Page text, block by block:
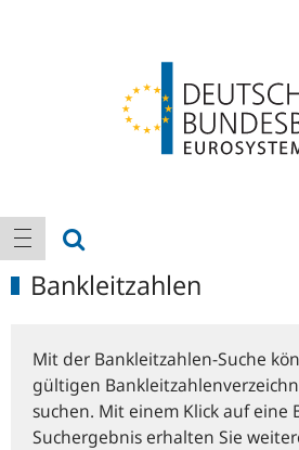
Hauptnavigation
Navigation anzeigen
Bankleitzahlen
Mit der Bankleitzahlen-Suche
gültigen
suchen. Mit einem Klick auf eine
Suchergebnis erhalten Sie